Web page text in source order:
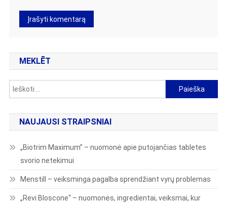
MEKLĒT
Ieškoti:
NAUJAUSI STRAIPSNIAI
„Biotrim Maximum” – nuomonė apie putojančias tabletes
svorio netekimui
Menstill – veiksminga pagalba sprendžiant vyrų problemas
„Revi Bloscone“ – nuomonės, ingredientai, veiksmai, kur